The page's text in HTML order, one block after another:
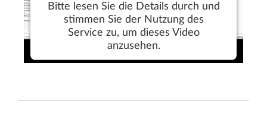
Bitte lesen Sie die Details durch und
stimmen Sie der Nutzung des
Service zu, um dieses Video
anzusehen.